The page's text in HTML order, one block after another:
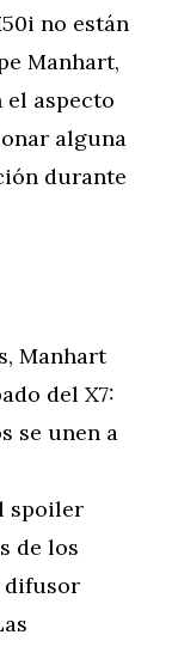
no están
Manhart,
el aspecto
alguna
durante
Manhart
del X7:
se unen a
spoiler
de los
difusor